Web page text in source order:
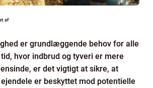
er grundlæggende behov for alle
hvor indbrud og tyveri er mere
er det vigtigt at sikre, at
er beskyttet mod potentielle